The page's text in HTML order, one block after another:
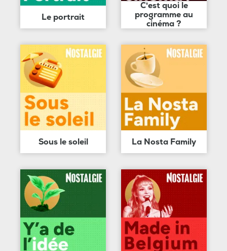
Le portrait
C'est quoi le
programme au
cinéma ?
Sous le soleil La Nosta Family